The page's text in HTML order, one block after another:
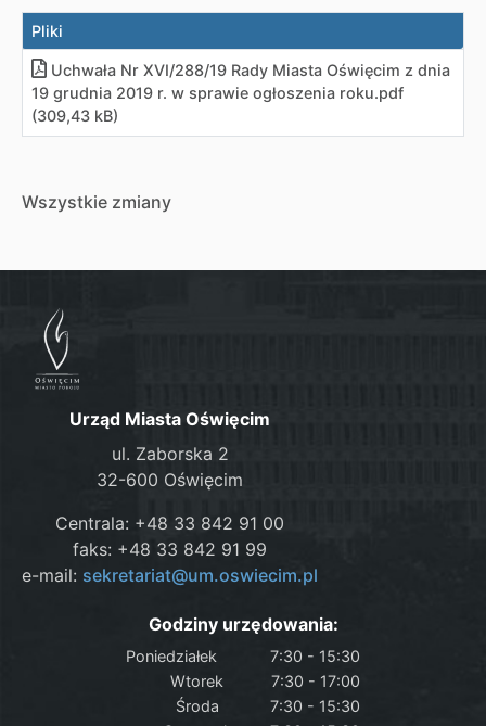
Pliki
Uchwała Nr XVI/288/19 Rady Miasta Oświęcim z dnia
19 grudnia 2019 r. w sprawie ogłoszenia roku.pdf
(309,43 kB)
Wszystkie zmiany
Urząd Miasta Oświęcim
ul. Zaborska 2
32-600 Oświęcim
Centrala: +48 33 842 91 00
faks: +48 33 842 91 99
e-mail: sekretariat@um.oswiecim.pl
Godziny urzędowania:
Poniedziałek
7:30 - 15:30
Wtorek
7:30 - 17:00
Środa
7:30 - 15:30